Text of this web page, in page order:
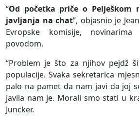
“Od početka priče o Pelješkom
javljanja na chat”, objasnio je
Evropske komisije,
povodom.
“Problem je što za njihov pejdž
populacije. Svaka sekretarica
palo na pamet da nam javi da joj
javila nam je. Morali smo stati u
Juncker.